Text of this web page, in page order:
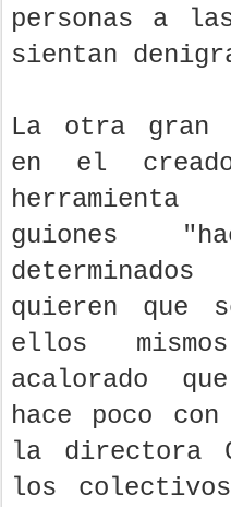
personas a
sientan
La otra gran
en el
guiones
quieren que
ellos
acalorado
hace poco
la directora
los